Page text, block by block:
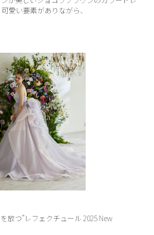
愛い要素がありながら、
放つ”レフェクチュール 2025 New